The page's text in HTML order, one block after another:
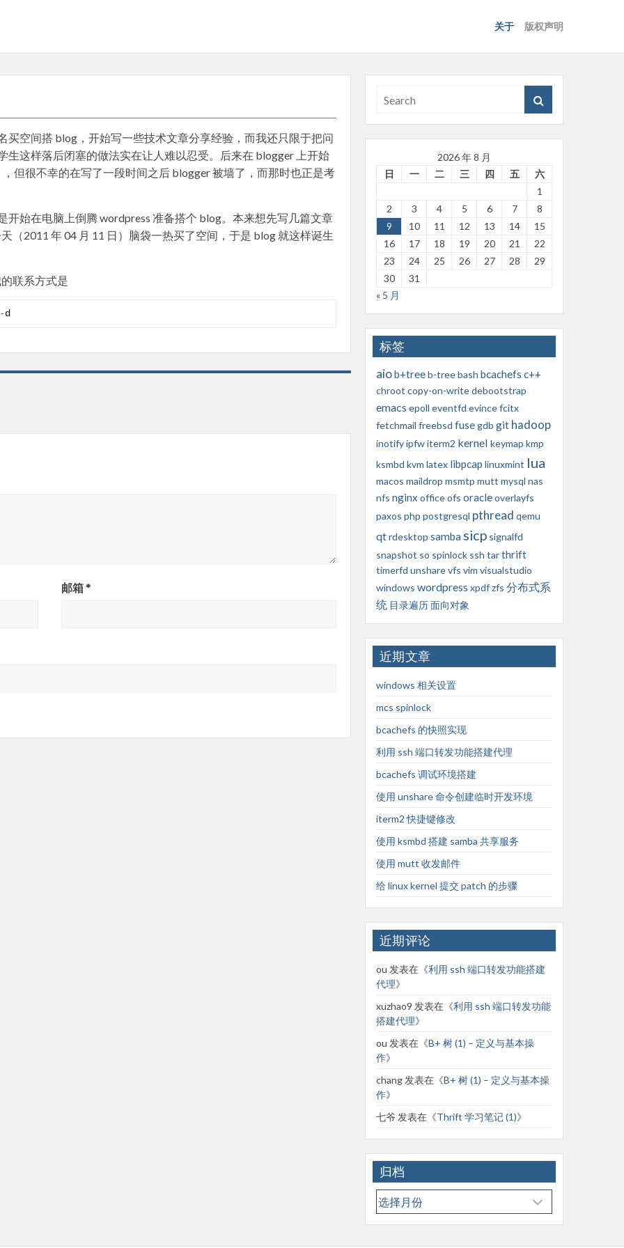
关于 版权声明
买空间搭 blog，开始写一些技术文章分享经验，而我还只限于把问
这样落后闭塞的做法实在让人难以忍受。后来在 blogger 上开始
但很不幸的在写了一段时间之后 blogger 被墙了，而那时也正是考
始在电脑上倒腾 wordpress 准备搭个 blog。本来想先写几篇文章
（2011 年 04 月 11 日）脑袋一热买了空间，于是 blog 就这样诞生
联系方式是
-d
邮箱*
2026 年 8 月
日
一 二 三 四 五
六
1
2
3 4 5 6 7
8
9
10 11 12 13 14
15
16
17 18 19 20 21
22
23
24 25 26 27 28
29
30
31
« 5 月
标签
aiob+treeb-treebash bcachefs c++
chroot copy-on-writedebootstrap
emacs epoll eventfd evincefcitx
fetchmail freebsd fuse gdb git hadoop
inotifyipfwiterm2 kernel keymap kmp
ksmbd kvm latex libpcap linuxmint lua
macos maildrop msmtp mutt mysql nas
nfs nginx officeofs oracleoverlayfs
paxos php postgresql pthread qemu
qtrdesktop samba sicp signalfd
snapshot so spinlock ssh tarthrift
timerfd unsharevfs vim visualstudio
windows wordpress xpdfzfs 分布式系
统 目录遍历面向对象
近期文章
windows 相关设置
mcs spinlock
bcachefs 的快照实现
利用 ssh 端口转发功能搭建代理
bcachefs 调试环境搭建
使用 unshare 命令创建临时开发环境
iterm2 快捷键修改
使用 ksmbd 搭建 samba 共享服务
使用 mutt 收发邮件
给 linux kernel 提交 patch 的步骤
近期评论
ou 发表在《利用 ssh 端口转发功能搭建
代理》
xuzhao9 发表在《利用 ssh 端口转发功能
搭建代理》
ou 发表在《B+ 树 (1) – 定义与基本操
作》
chang 发表在《B+ 树 (1) – 定义与基本操
作》
七爷 发表在《Thrift 学习笔记 (1)》
归档
归
档